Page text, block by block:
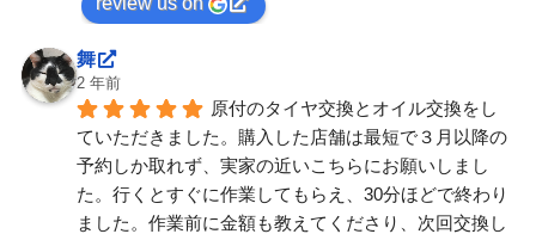
舞
2 年前
原付のタイヤ交換とオイル交換をし
ていただきました。購入した店舗は最短で３月以降の
予約しか取れず、実家の近いこちらにお願いしまし
た。行くとすぐに作業してもらえ、30分ほどで終わり
ました。作業前に金額も教えてくださり、次回交換し